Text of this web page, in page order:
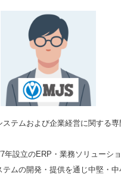
ステムおよび企業経営に関する専
年設立のERP・業務ソリューシ
テムの開発・提供を通じ中堅・